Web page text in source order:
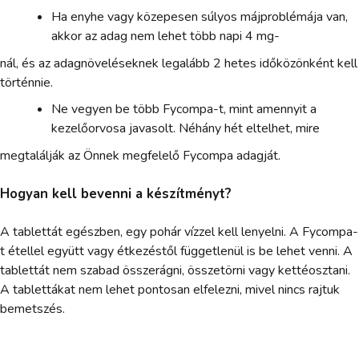
Ha enyhe vagy közepesen súlyos májproblémája van,
akkor az adag nem lehet több napi 4 mg-
nál, és az adagnöveléseknek legalább 2 hetes időközönként kell
történnie.
Ne vegyen be több Fycompa-t, mint amennyit a
kezelőorvosa javasolt. Néhány hét eltelhet, mire
megtalálják az Önnek megfelelő Fycompa adagját.
Hogyan kell bevenni a készítményt?
A tablettát egészben, egy pohár vízzel kell lenyelni. A Fycompa-
t étellel együtt vagy étkezéstől függetlenül is be lehet venni. A
tablettát nem szabad összerágni, összetörni vagy kettéosztani.
A tablettákat nem lehet pontosan elfelezni, mivel nincs rajtuk
bemetszés.